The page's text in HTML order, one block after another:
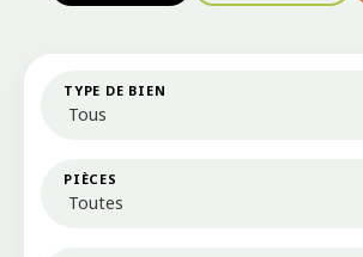
TYPE DE BIEN
PIÈCES